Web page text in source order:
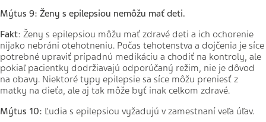
Mýtus 9: Ženy s epilepsiou nemôžu mať deti.
Fakt: Ženy s epilepsiou môžu mať zdravé deti a ich ochorenie
nijako nebráni otehotneniu. Počas tehotenstva a dojčenia je síce
potrebné upraviť prípadnú medikáciu a chodiť na kontroly, ale
pokiaľ pacientky dodržiavajú odporúčaný režim, nie je dôvod
na obavy. Niektoré typy epilepsie sa síce môžu preniesť z
matky na dieťa, ale aj tak môže byť inak celkom zdravé.
Mýtus 10: Ľudia s epilepsiou vyžadujú v zamestnaní veľa úľav.